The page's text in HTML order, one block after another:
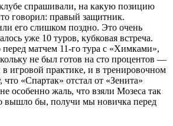
спрашивали, на какую позицию
то говорил: правый защитник.
его слишком поздно. Это очень
уже 10 туров, кубковая встреча.
матчем 11-го тура с «Химками»,
не был готов на сто процентов —
игровой практике, и в тренировочном
«Спартак» отстал от «Зенита»
особенно жаль, что взяли Мозеса так
вышло бы, получи мы новичка перед